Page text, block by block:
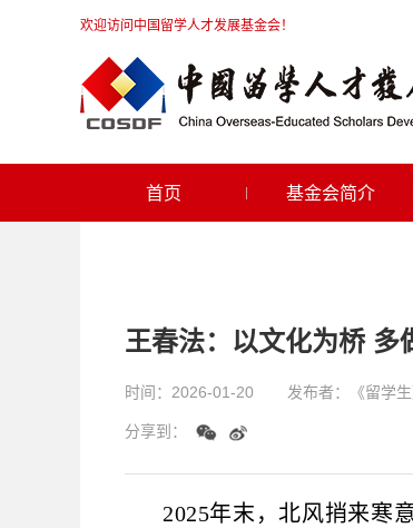
欢迎访问中国留学人才发展基金会！
首页 基金会简介
王春法：以文化为桥 多
时间： 2026-01-20 发布者： 《留学
分享到：
2025年末，北风捎来寒